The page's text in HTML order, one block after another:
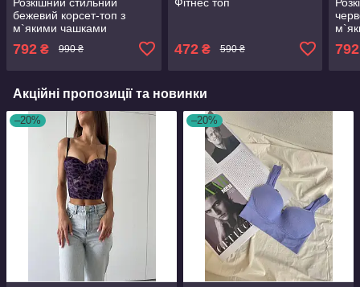
бежевий корсет-топ з
м`якими чашками
792 ₴ 990 ₴ 472₴ 590 ₴ 792
Акційні пропозиції та новинки
–20% –20%